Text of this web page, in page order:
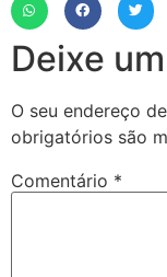
Deixe
O seu endereço
obrigatórios são
Comentário *